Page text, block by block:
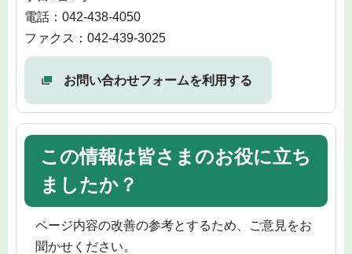
電話：042-438-4050
ファクス：042-439-3025
お問い合わせフォームを利用する
この情報は皆さまのお役に立ち
ましたか？
ページ内容の改善の参考とするため、ご意見をお
聞かせください。